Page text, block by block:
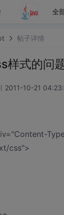
全
帖子详情
样式的问
2011-10-21
css">